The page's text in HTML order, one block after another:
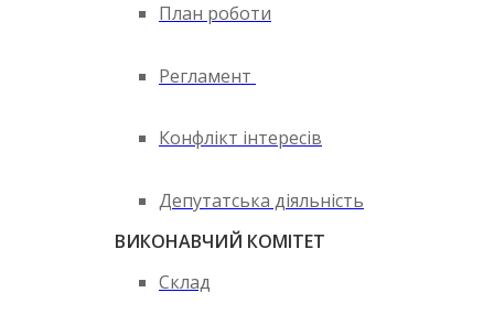
План роботи
Регламент
Конфлікт інтересів
Депутатська діяльність
ВИКОНАВЧИЙ КОМІТЕТ
Склад